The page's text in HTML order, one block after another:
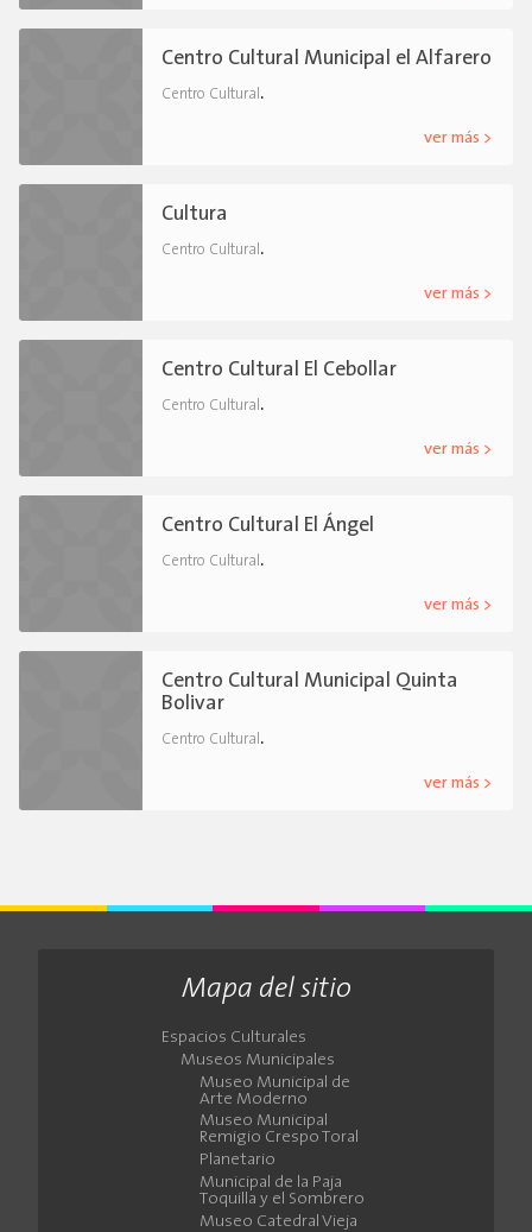
Centro Cultural Municipal el Alfarero
Centro Cultural .
ver más >
Cultura
Centro Cultural .
ver más >
Centro Cultural El Cebollar
Centro Cultural .
ver más >
Centro Cultural El Ángel
Centro Cultural .
ver más >
Centro Cultural Municipal Quinta
Bolivar
Centro Cultural .
ver más >
Mapa del sitio
Espacios Culturales
Museos Municipales
Museo Municipal de
Arte Moderno
Museo Municipal
Remigio Crespo Toral
Planetario
Municipal de la Paja
Toquilla y el Sombrero
Museo Catedral Vieja